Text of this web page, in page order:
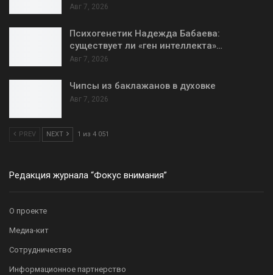
Авг 7, 2026
Психогенетик Надежда Бабаева:
существует ли «ген интеллекта»…
Авг 7, 2026
Чипсы из баклажанов в духовке
Авг 7, 2026
PREV NEXT 1 из 4 051
Редакция журнала “Фокус внимания”
О проекте
Медиа-кит
Сотрудничество
Информационное партнерство